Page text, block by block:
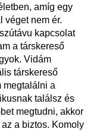
amíg egy
véget nem ér.
kapcsolat
a társkereső
Vidám
társkereső
megtalálni a
találsz és
megtudni, akkor
a biztos. Komoly